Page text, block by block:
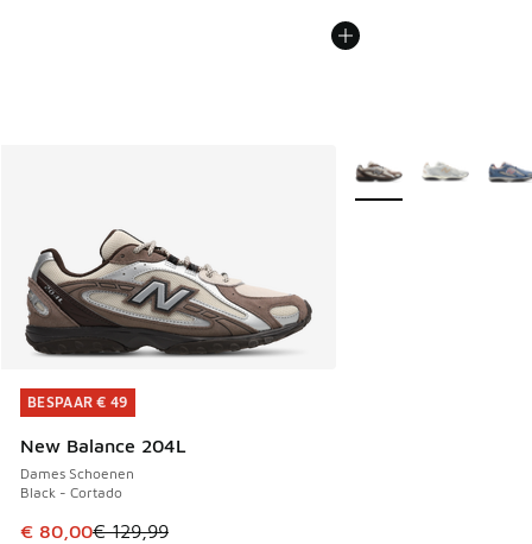
BESPAAR € 49
New Balance 204L
Dames Schoenen
Black - Cortado
Dit artikel is in de uitverkoop. Dit artikel is in de
€ 80,00€ 129,99
BESPAAR € 49
Meer kleuren